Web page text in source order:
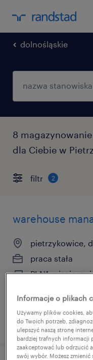
dolnośląskie
8
dla Ciebie w
filtr 2
warehouse
pietrzykowice,
praca stała
PLN1
opublikowano 7
Informacje o plikach
Używamy plików cookies,
do Twoich potrzeb,
ulepszyć naszą stronę
bardziej trafnych informacji
zaakceptować lub odrzucić
swój wybór. Możesz